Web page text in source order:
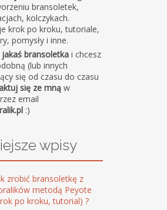
bransoletek,
kolczykach.
krok po kroku, tutoriale,
pomysły i inne.
jakaś bransoletka i chcesz
(lub innych
się od czasu do czasu
się ze mną w
email
:)
wpisy
zrobić bransoletkę z
metodą Peyote
po kroku, tutorial) ?